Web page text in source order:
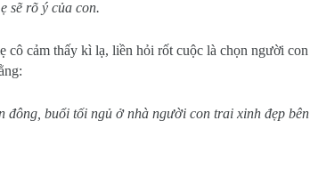
sẽ rõ ý của con.
cô cảm thấy kì lạ, liền hỏi rốt cuộc là chọn người con
buổi tối ngủ ở nhà người con trai xinh đẹp bên